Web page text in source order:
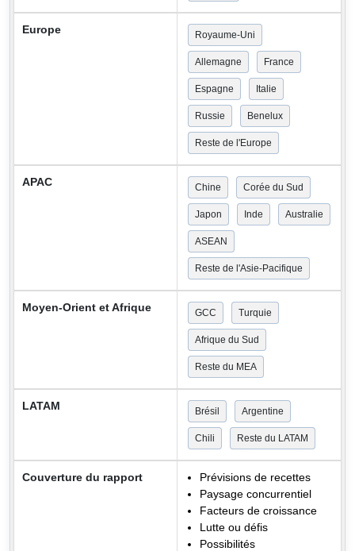
Europe Royaume-Uni
Allemagne France
Espagne Italie
Russie Benelux
Reste de l'Europe
APAC Chine Corée du Sud
Japon Inde Australie
ASEAN
Reste de l'Asie-Pacifique
Moyen-Orient et Afrique GCC Turquie
Afrique du Sud
Reste du MEA
LATAM Brésil Argentine
Chili Reste du LATAM
Couverture du rapport
Prévisions de recettes
Paysage concurrentiel
Facteurs de croissance
Lutte ou défis
Possibilités